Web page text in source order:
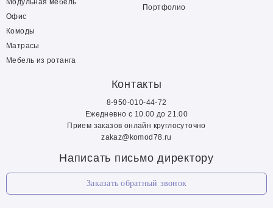
Модульная мебель
Офис
Комоды
Матрасы
Мебель из ротанга
Портфолио
Контакты
8-950-010-44-72
Ежедневно с 10.00 до 21.00
Прием заказов онлайн круглосуточно
zakaz@komod78.ru
Написать письмо директору
Заказать обратный звонок